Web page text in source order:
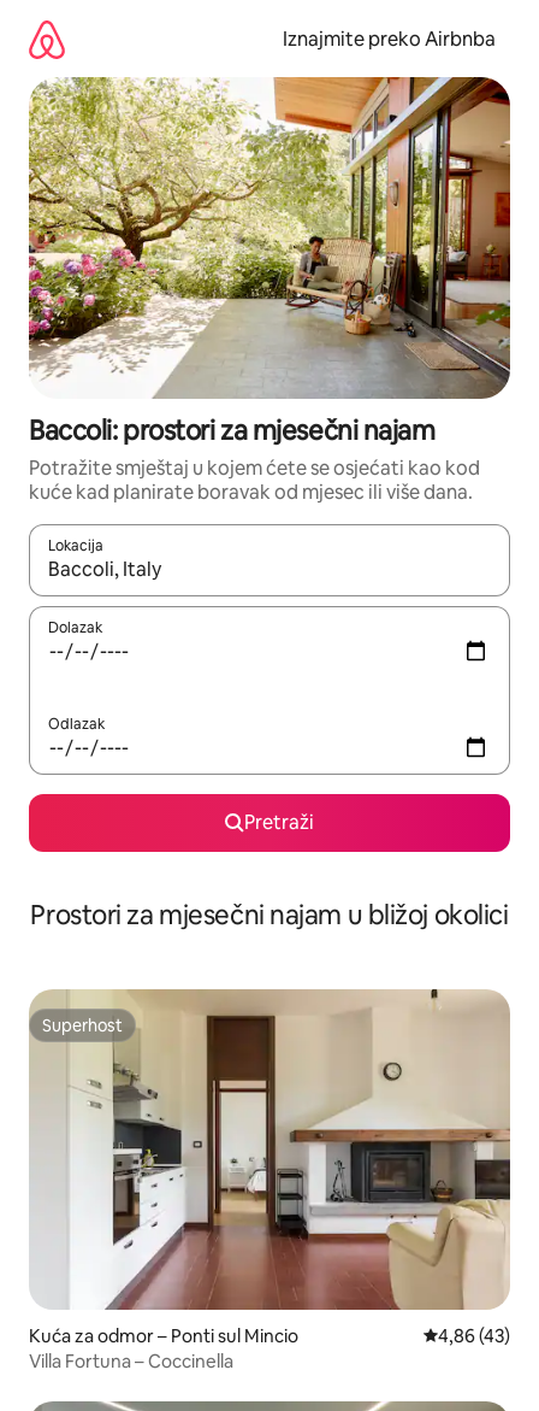
sadržaj
Iznajmite preko Airbnba
Baccoli: prostori za mjesečni najam
Potražite smještaj u kojem ćete se osjećati kao kod
kuće kad planirate boravak od mjesec ili više dana.
Lokacija
Kada budu dostupni rezultati, moći ćete ih pregledati
Dolazak
Odlazak
Pretraži
Prostori za mjesečni najam u bližoj okolici
Superhost
Superhost
Kuća za odmor – Ponti sul Mincio Prosječna
4,86 (43)
Villa Fortuna – Coccinella